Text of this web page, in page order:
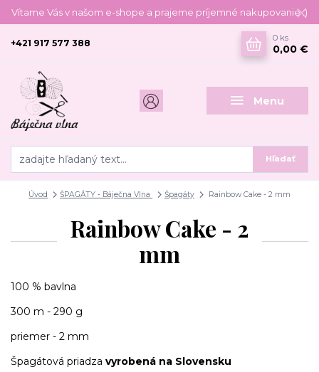
Vítame Vás v našom e-shope a prajeme príjemné nakupovanie :)
Menu
Hľadať
+421 917 577 388
0 ks
0,00 €
Úvod ŠPAGÁTY - Báječna Vlna Špagáty Rainbow Cake - 2 mm
Rainbow Cake - 2
mm
100 % bavlna
300 m - 290 g
priemer - 2 mm
Špagátová priadza vyrobená na Slovensku